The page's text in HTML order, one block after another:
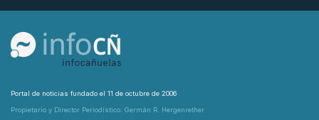
Portal de noticias fundado el 11 de octubre de 2006
Propietario y Director Periodístico: Germán R. Hergenrether